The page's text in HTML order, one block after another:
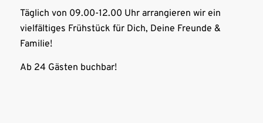
Täglich von 09.00-12.00 Uhr arrangieren wir ein
vielfältiges Frühstück für Dich, Deine Freunde &
Familie!
Ab 24 Gästen buchbar!